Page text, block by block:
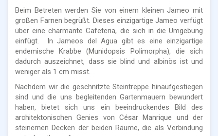
Beim Betreten werden Sie von einem kleinen Jameo mit
großen Farnen begrüßt. Dieses einzigartige Jameo verfügt
über eine charmante Cafeteria, die sich in die Umgebung
einfügt. In Jameos del Agua gibt es eine einzigartige
endemische Krabbe (Munidopsis Polimorpha), die sich
dadurch auszeichnet, dass sie blind und albinös ist und
weniger als 1 cm misst.
Nachdem wir die geschnitzte Steintreppe hinaufgestiegen
sind und die uns begleitenden Gartenmauern bewundert
haben, bietet sich uns ein beeindruckendes Bild des
architektonischen Genies von César Manrique und der
steinernen Decken der beiden Räume, die als Verbindung